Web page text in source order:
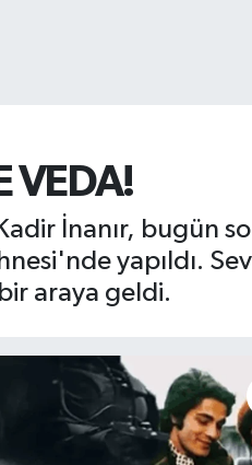
VEDA!
İnanır, bugün
yapıldı.
araya geldi.